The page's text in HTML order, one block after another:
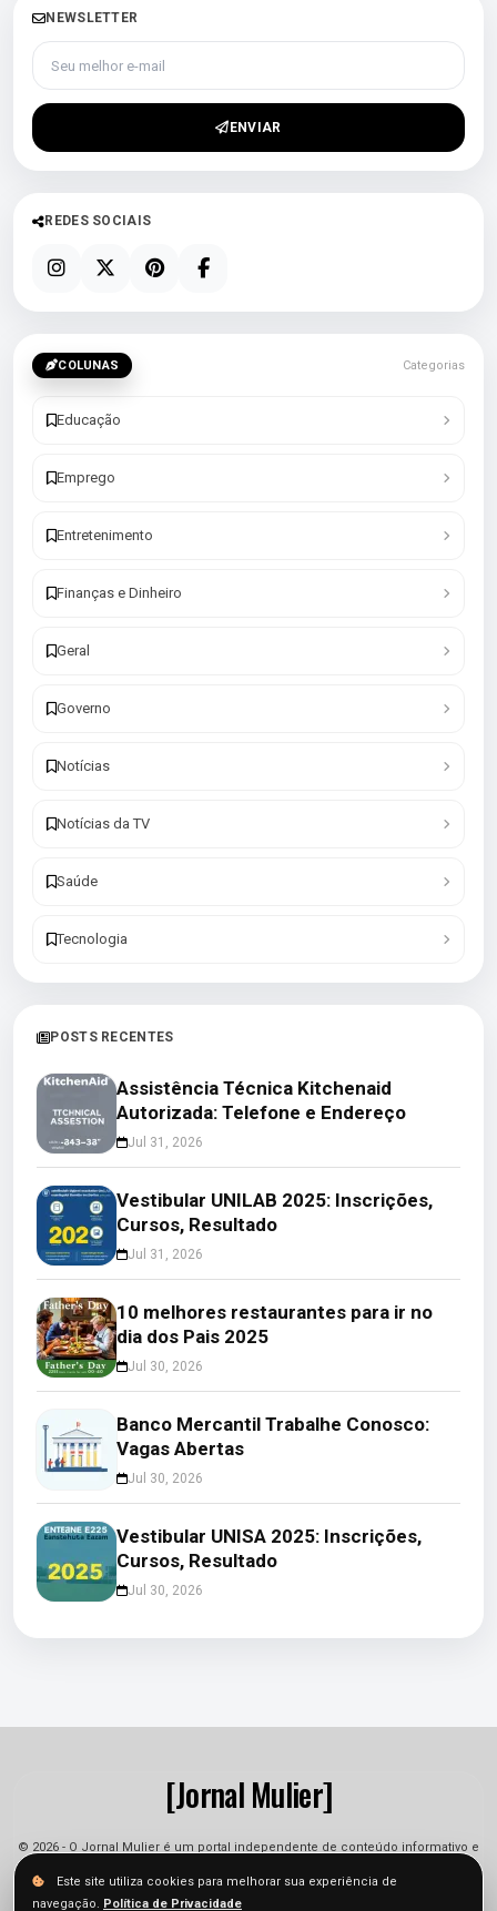
NEWSLETTER
Seu melhor e-mail
ENVIAR
REDES SOCIAIS
COLUNAS Categorias
Educação
Emprego
Entretenimento
Finanças e Dinheiro
Geral
Governo
Notícias
Notícias da TV
Saúde
Tecnologia
POSTS RECENTES
Assistência Técnica Kitchenaid
Autorizada: Telefone e Endereço
Jul 31, 2026
Vestibular UNILAB 2025: Inscrições,
Cursos, Resultado
Jul 31, 2026
10 melhores restaurantes para ir no
dia dos Pais 2025
Jul 30, 2026
Banco Mercantil Trabalhe Conosco:
Vagas Abertas
Jul 30, 2026
Vestibular UNISA 2025: Inscrições,
Cursos, Resultado
Jul 30, 2026
[Jornal Mulier]
© 2026 - O Jornal Mulier é um portal independente de conteúdo informativo e
jornalístico. As informações podem sofrer alterações.
Este site utiliza cookies para melhorar sua experiência de
navegação. Política de Privacidade